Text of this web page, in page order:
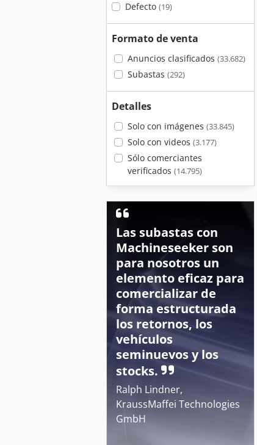
Defecto (19)
Formato de venta
Anuncios clasificados (33.682)
Subastas (292)
Detalles
Solo con imágenes (33.845)
Solo con videos (3.177)
Sólo comerciantes
verificados (14.795)
Las subastas con
Machineseeker son
para nosotros un
elemento eficaz para
comercializar de
forma estructurada
los retornos, los
vehículos
seminuevos y los
stocks.
Ralph Lindner,
KraussMaffei Technologies
GmbH